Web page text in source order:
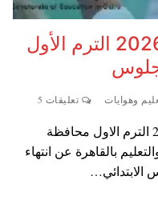
نتيجة الشهادة الابتدائية 2026 الترم الأول
وهوايات تعليقات 5
نقدم لكم نتيجة الشهادة الابتدائية 2026 الترم الاول محافظة
بالقاهرة عن انتهاء